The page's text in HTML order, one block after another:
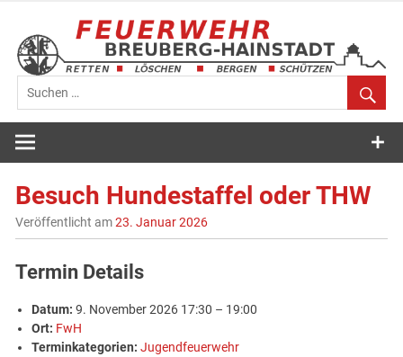
springen
Feuerwehr
Breuberg-
Hainstadt
Besuch Hundestaffel oder THW
Veröffentlicht am23. Januar 2026
Termin Details
Datum: 9. November 2026 17:30 – 19:00
Ort: FwH
Terminkategorien: Jugendfeuerwehr